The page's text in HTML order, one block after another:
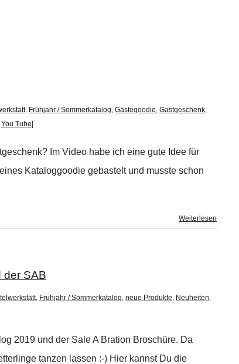
, Frühjahr / Sommerkatalog, Gästegoodie, Gastgeschenk,
You Tube
Im Video habe ich eine gute Idee für
Kataloggoodie gebastelt und musste schon
Weiterlesen
der SAB
, Frühjahr / Sommerkatalog, neue Produkte, Neuheiten,
2019 und der Sale A Bration Broschüre. Da
tanzen lassen :-) Hier kannst Du die